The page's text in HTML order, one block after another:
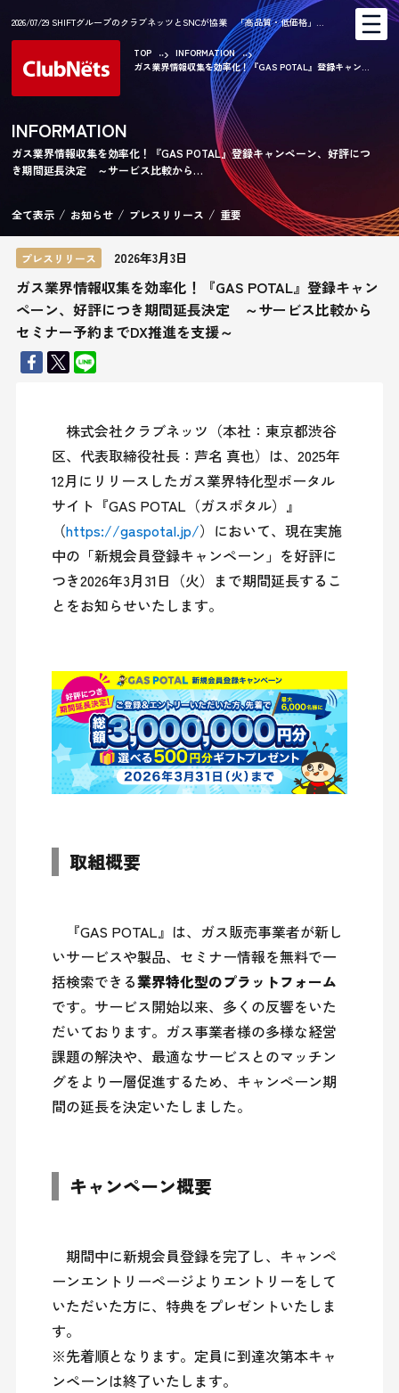
2026/07/29 SHIFTグループのクラブネッツとSNCが協業 「高品質・低価格」…
TOP
INFORMATION
ガス業界情報収集を効率化！『GAS POTAL』登録キャン...
INFORMATION
ガス業界情報収集を効率化！『GAS POTAL』登録キャンペーン、好評につ
き期間延長決定 ～サービス比較から…
全て表示 お知らせ プレスリリース 重要
プレスリリース 2026年3月3日
ガス業界情報収集を効率化！『GAS POTAL』登録キャン
ペーン、好評につき期間延長決定 ～サービス比較から
セミナー予約までDX推進を支援～
株式会社クラブネッツ（本社：東京都渋谷
区、代表取締役社長：芦名 真也）は、2025年
12月にリリースしたガス業界特化型ポータル
サイト『GAS POTAL（ガスポタル）』
（https://gaspotal.jp/）において、現在実施
中の「新規会員登録キャンペーン」を好評に
つき2026年3月31日（火）まで期間延長するこ
とをお知らせいたします。
取組概要
『GAS POTAL』は、ガス販売事業者が新し
いサービスや製品、セミナー情報を無料で一
括検索できる業界特化型のプラットフォーム
です。サービス開始以来、多くの反響をいた
だいております。ガス事業者様の多様な経営
課題の解決や、最適なサービスとのマッチン
グをより一層促進するため、キャンペーン期
キャンペーン概要
期間中に新規会員登録を完了し、キャンペ
ーンエントリーページよりエントリーをして
いただいた方に、特典をプレゼントいたしま
す。
※先着順となります。定員に到達次第本キャ
ンペーンは終了いたします。